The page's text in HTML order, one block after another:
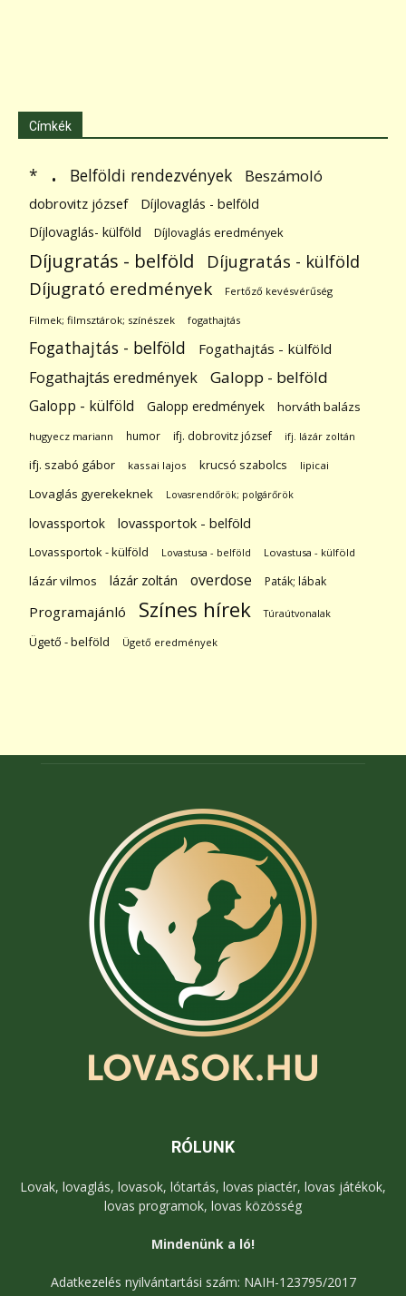
Címkék
* . Belföldi rendezvények Beszámoló
dobrovitz józsef
Díjlovaglás - belföld
Díjlovaglás- külföld
Díjlovaglás eredmények
Díjugratás - belföld Díjugratás - külföld
Díjugrató eredmények Fertőző kevésvérűség
Filmek; filmsztárok; színészek fogathajtás
Fogathajtás - belföld Fogathajtás - külföld
Fogathajtás eredmények Galopp - belföld
Galopp - külföld Galopp eredmények horváth balázs
hugyecz mariann humor ifj. dobrovitz józsef ifj. lázár zoltán
ifj. szabó gábor kassai lajos krucsó szabolcs lipicai
Lovaglás gyerekeknek Lovasrendőrök; polgárőrök
lovassportok lovassportok - belföld
Lovassportok - külföld Lovastusa - belföld Lovastusa - külföld
lázár vilmos lázár zoltán overdose Paták; lábak
Programajánló Színes hírek Túraútvonalak
Ügető - belföld Ügető eredmények
RÓLUNK
Lovak, lovaglás, lovasok, lótartás, lovas piactér, lovas játékok,
lovas programok, lovas közösség
Mindenünk a ló!
Adatkezelés nyilvántartási szám: NAIH-123795/2017